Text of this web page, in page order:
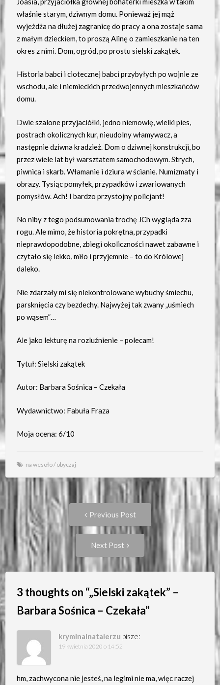
właśnie starym, dziwnym domu. Ponieważ jej mąż
wyjeżdża na dłużej zagranicę do pracy a ona zostaje sama
z małym dzieckiem, to proszą Alinę o zamieszkanie na ten
okres z nimi. Dom, ogród, po prostu sielski zakątek.
Historia babci i ciotecznej babci przybyłych po wojnie ze
wschodu, ale i niemieckich przedwojennych mieszkańców
domu.
Dwie szalone przyjaciółki, jedno niemowlę, wielki pies,
postrach okolicznych kur, nieudolny włamywacz, a
następnie dziwna kradzież. Dom o dziwnej konstrukcji, bo
przez wiele lat był warsztatem samochodowym. Strych,
piwnica i skarb. Włamanie i dziura w ścianie. Numizmaty i
obrazy. Tysiąc pomyłek, przypadków i zwariowanych
pomysłów. Ach! I bardzo przystojny policjant!
No niby z tego podsumowania trochę JCh wygląda zza
rogu. Ale mimo, że historia pokrętna, przypadki
nieprawdopodobne, zbiegi okoliczności nawet zabawne i
czytało się lekko, miło i przyjemnie – to do Królowej
daleko.
Nie zdarzały mi się niekontrolowane wybuchy śmiechu,
parsknięcia czy bezdechy. Najwyżej tak zwany „uśmiech
po wąsem”…
Ale jako lekturę na rozluźnienie – polecam!
Tytuł: Sielski zakątek
Autor: Barbara Sośnica – Czekała
Wydawnictwo: Fabuła Fraza
Moja ocena: 6/10
na wesoło/obyczaj
Post
navigation
Previous Post
Previous
Next Post
Next
3 thoughts on “„Sielski zakątek” –
Barbara Sośnica – Czekała”
kryminalnatalerzu pisze:
19 kwietnia 2020 o 14:52
hm, zachwycona nie jesteś, na legimi nie ma, więc raczej